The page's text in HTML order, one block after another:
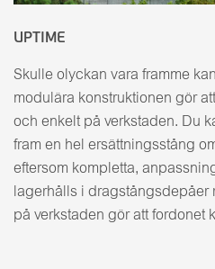
UPTIME
Skulle olyckan vara framme
modulära konstruktionen gör
och enkelt på verkstaden. Du
fram en hel ersättningsstång
eftersom kompletta,
lagerhålls i dragstångsdepåer
på verkstaden gör att fordonet